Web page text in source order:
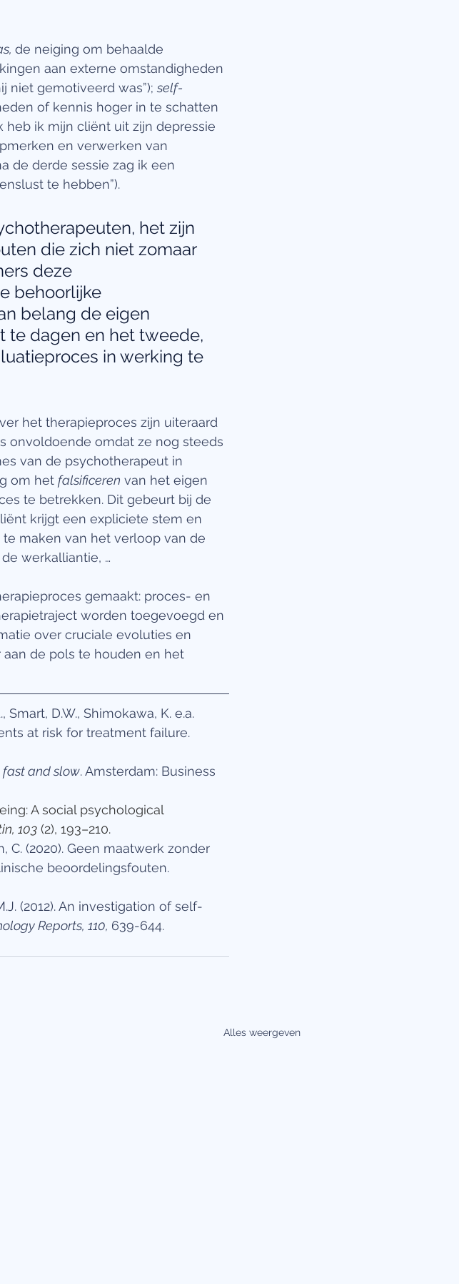
de neiging om behaalde
aan externe omstandigheden
niet gemotiveerd was”); self-
of kennis hoger in te schatten
heb ik mijn cliënt uit zijn depressie
en verwerken van
de derde sessie zag ik een
te hebben”).
het zijn
die zich niet zomaar
deze
behoorlijke
belang de eigen
te dagen en het tweede,
in werking te
het therapieproces zijn uiteraard
onvoldoende omdat ze nog steeds
van de psychotherapeut in
om het falsificeren van het eigen
te betrekken. Dit gebeurt bij de
krijgt een expliciete stem en
maken van het verloop van de
werkalliantie, …
gemaakt: proces- en
worden toegevoegd en
over cruciale evoluties en
de pols te houden en het
Smart, D.W., Shimokawa, K. e.a.
at risk for treatment failure.
fast and slow. Amsterdam: Business
A social psychological
103 (2), 193–210.
C. (2020). Geen maatwerk zonder
beoordelingsfouten.
(2012). An investigation of self-
Reports, 110, 639-644.
Alles weergeven